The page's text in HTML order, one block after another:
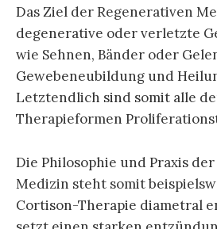
Das Ziel der Regenerativen
degenerative oder verletzte
wie Sehnen, Bänder oder
Gewebeneubildung und
Letztendlich sind somit alle
Therapieformen
Die Philosophie und Praxis
Medizin steht somit
Cortison-Therapie diametral